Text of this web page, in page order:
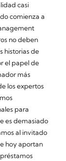
casi
comienza a
no deben
historias de
el papel de
más
los expertos
para
es demasiado
al invitado
hoy aportan